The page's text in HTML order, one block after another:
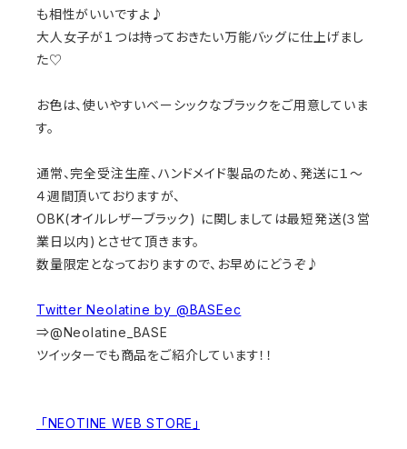
も相性がいいですよ♪
大人女子が１つは持っておきたい万能バッグに仕上げまし
た♡
お色は、使いやすいベーシックなブラックをご用意していま
す。
通常、完全受注生産、ハンドメイド製品のため、発送に１〜
４週間頂いておりますが、
OBK(オイルレザーブラック) に関しましては最短発送(３営
業日以内)とさせて頂きます。
数量限定となっておりますので、お早めにどうぞ♪
Twitter Neolatine by @BASEec
⇒@Neolatine_BASE
ツイッターでも商品をご紹介しています！！
「NEOTINE WEB STORE」